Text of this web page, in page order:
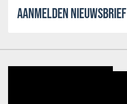
AANMELDEN NIEUWSBRIEF